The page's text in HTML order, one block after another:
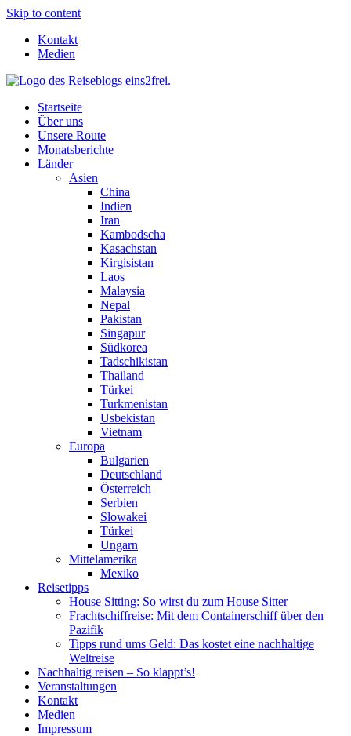
Skip to content
Kontakt
Medien
Startseite
Über uns
Unsere Route
Monatsberichte
Länder
Asien
China
Indien
Iran
Kambodscha
Kasachstan
Kirgisistan
Laos
Malaysia
Nepal
Pakistan
Singapur
Südkorea
Tadschikistan
Thailand
Türkei
Turkmenistan
Usbekistan
Vietnam
Europa
Bulgarien
Deutschland
Österreich
Serbien
Slowakei
Türkei
Ungarn
Mittelamerika
Mexiko
Reisetipps
House Sitting: So wirst du zum House Sitter
Frachtschiffreise: Mit dem Containerschiff über den
Pazifik
Tipps rund ums Geld: Das kostet eine nachhaltige
Weltreise
Nachhaltig reisen – So klappt’s!
Veranstaltungen
Kontakt
Medien
Impressum